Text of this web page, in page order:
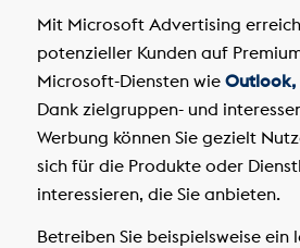
Mit Microsoft Advertising
potenzieller Kunden auf
Microsoft-Diensten wie Outlook,
Dank zielgruppen- und
Werbung können Sie gezielt
sich für die Produkte oder
interessieren, die Sie anbieten.
Betreiben Sie beispielsweise ein